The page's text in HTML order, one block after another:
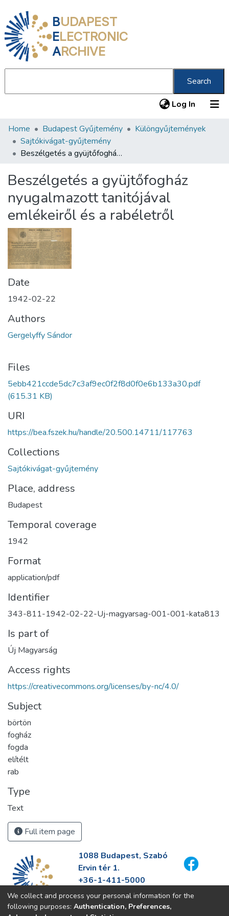
BUDAPEST
ELECTRONIC
ARCHIVE
Search
Log In (current)
Communities & Collections
All of DSpace
Home Budapest Gyűjtemény
Különgyűjtemények
Sajtókivágat-gyűjtemény
Beszélgetés a gyüjtőfogház nyugalmazott tanitójával emlékeiről és a rabéletről
Beszélgetés a gyüjtőfogház
nyugalmazott tanitójával
emlékeiről és a rabéletről
Date
1942-02-22
Authors
Gergelyffy Sándor
Files
5ebb421ccde5dc7c3af9ec0f2f8d0f0e6b133a30.pdf
(615.31 KB)
URI
https://bea.fszek.hu/handle/20.500.14711/117763
Collections
Sajtókivágat-gyűjtemény
Place, address
Budapest
Temporal coverage
1942
Format
application/pdf
Identifier
343-811-1942-02-22-Uj-magyarsag-001-001-kata813
Is part of
Új Magyarság
Access rights
https://creativecommons.org/licenses/by-nc/4.0/
Subject
börtön
fogház
fogda
elítélt
rab
Type
Text
Full item page
1088 Budapest, Szabó
Ervin tér 1.
+36-1-411-5000
info@fszek.hu
https://fszek.hu
We collect and process your personal information for the
following purposes: Authentication, Preferences,